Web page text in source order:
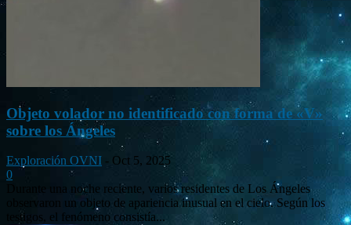
Objeto volador no identificado con forma de «V»
sobre los Ángeles
Exploración OVNI - Oct 5, 2025
0
Durante una noche reciente, varios residentes de Los Ángeles
observaron un objeto de apariencia inusual en el cielo. Según los
testigos, el fenómeno consistía...